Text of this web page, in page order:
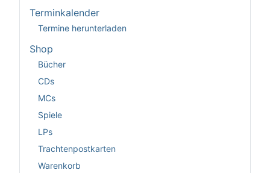
Terminkalender
Termine herunterladen
Shop
Bücher
CDs
MCs
Spiele
LPs
Trachtenpostkarten
Warenkorb